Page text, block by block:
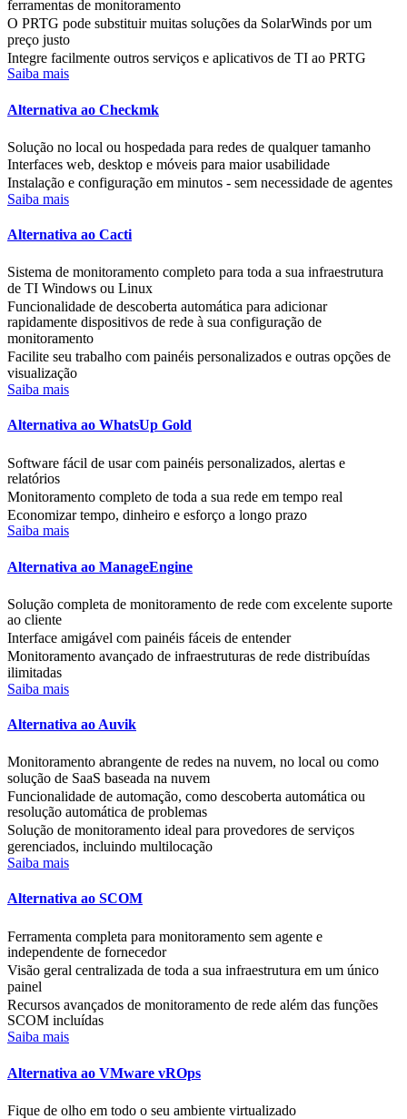
ferramentas de monitoramento
O PRTG pode substituir muitas soluções da SolarWinds por um
preço justo
Integre facilmente outros serviços e aplicativos de TI ao PRTG
Saiba mais
Alternativa ao Checkmk
Solução no local ou hospedada para redes de qualquer tamanho
Interfaces web, desktop e móveis para maior usabilidade
Instalação e configuração em minutos - sem necessidade de agentes
Saiba mais
Alternativa ao Cacti
Sistema de monitoramento completo para toda a sua infraestrutura
de TI Windows ou Linux
Funcionalidade de descoberta automática para adicionar
rapidamente dispositivos de rede à sua configuração de
monitoramento
Facilite seu trabalho com painéis personalizados e outras opções de
visualização
Saiba mais
Alternativa ao WhatsUp Gold
Software fácil de usar com painéis personalizados, alertas e
relatórios
Monitoramento completo de toda a sua rede em tempo real
Economizar tempo, dinheiro e esforço a longo prazo
Saiba mais
Alternativa ao ManageEngine
Solução completa de monitoramento de rede com excelente suporte
ao cliente
Interface amigável com painéis fáceis de entender
Monitoramento avançado de infraestruturas de rede distribuídas
ilimitadas
Saiba mais
Alternativa ao Auvik
Monitoramento abrangente de redes na nuvem, no local ou como
solução de SaaS baseada na nuvem
Funcionalidade de automação, como descoberta automática ou
resolução automática de problemas
Solução de monitoramento ideal para provedores de serviços
gerenciados, incluindo multilocação
Saiba mais
Alternativa ao SCOM
Ferramenta completa para monitoramento sem agente e
independente de fornecedor
Visão geral centralizada de toda a sua infraestrutura em um único
painel
Recursos avançados de monitoramento de rede além das funções
SCOM incluídas
Saiba mais
Alternativa ao VMware vROps
Fique de olho em todo o seu ambiente virtualizado